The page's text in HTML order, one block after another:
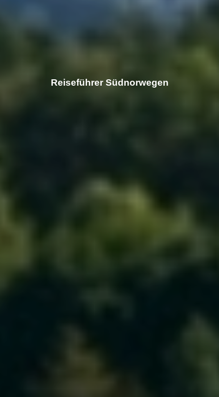
Reiseführer Südnorwegen